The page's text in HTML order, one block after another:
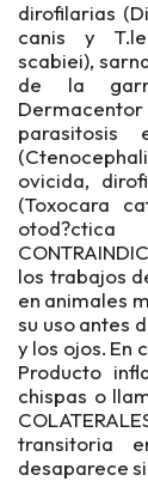
dirofilarias
canis y
scabiei),
de la
parasitosis
ovicida,
(Toxocara
los trabajos
en animales
su uso antes
y los ojos. En
Producto
chispas o
transitoria
desaparece